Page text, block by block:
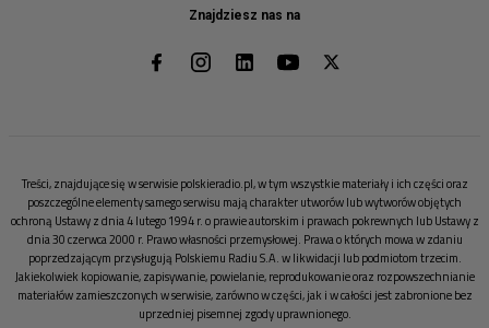
Znajdziesz nas na
Treści, znajdujące się w serwisie polskieradio.pl, w tym wszystkie materiały i ich części oraz
poszczególne elementy samego serwisu mają charakter utworów lub wytworów objętych
ochroną Ustawy z dnia 4 lutego 1994 r. o prawie autorskim i prawach pokrewnych lub Ustawy z
dnia 30 czerwca 2000 r. Prawo własności przemysłowej. Prawa o których mowa w zdaniu
poprzedzającym przysługują Polskiemu Radiu S.A. w likwidacji lub podmiotom trzecim.
Jakiekolwiek kopiowanie, zapisywanie, powielanie, reprodukowanie oraz rozpowszechnianie
materiałów zamieszczonych w serwisie, zarówno w części, jak i w całości jest zabronione bez
uprzedniej pisemnej zgody uprawnionego.